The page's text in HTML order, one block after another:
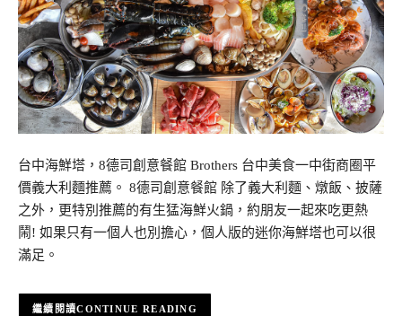
台中海鮮塔，8德司創意餐館 Brothers 台中美食一中街商圈平
價義大利麵推薦。 8德司創意餐館 除了義大利麵、燉飯、披薩
之外，更特別推薦的有生猛海鮮火鍋，約朋友一起來吃更熱
鬧! 如果只有一個人也別擔心，個人版的迷你海鮮塔也可以很
滿足。
CONTINUE READING